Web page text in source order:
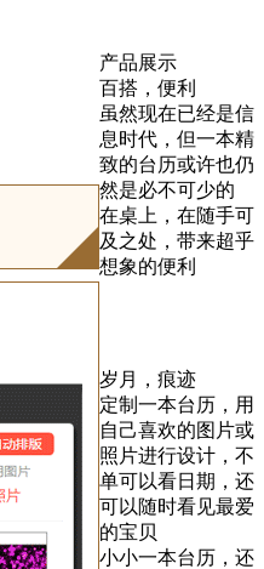
产品展示
百搭，便利
虽然现在已经是信
息时代，但一本精
致的台历或许也仍
然是必不可少的
在桌上，在随手可
及之处，带来超乎
想象的便利
岁月，痕迹
定制一本台历，用
自己喜欢的图片或
照片进行设计，不
单可以看日期，还
可以随时看见最爱
的宝贝
小小一本台历，还